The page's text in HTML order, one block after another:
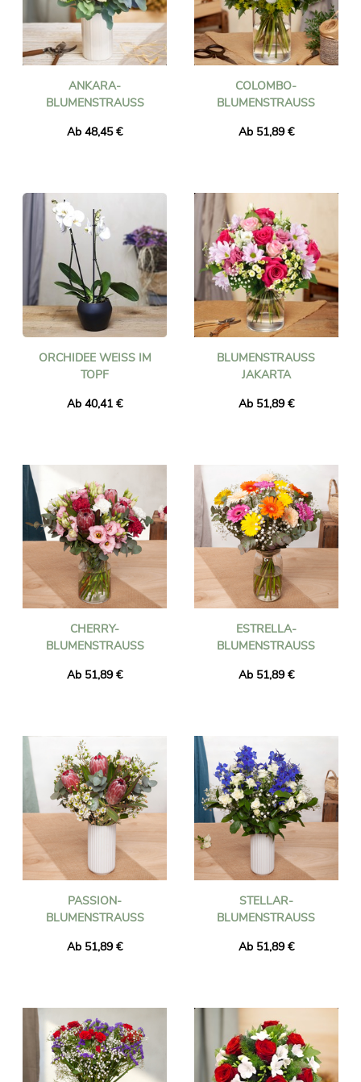
ANKARA-
BLUMENSTRAUSS
Ab 48,45 €
COLOMBO-
BLUMENSTRAUSS
Ab 51,89 €
ORCHIDEE WEISS IM T
OPF
Ab 40,41 €
BLUMENSTRAUSS J
AKARTA
Ab 51,89 €
CHERRY-
BLUMENSTRAUSS
Ab 51,89 €
ESTRELLA-
BLUMENSTRAUSS
Ab 51,89 €
PASSION-
BLUMENSTRAUSS
Ab 51,89 €
STELLAR-
BLUMENSTRAUSS
Ab 51,89 €